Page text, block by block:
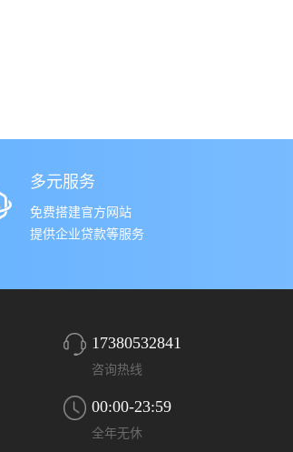
多元服务
免费搭建官方网站
提供企业贷款等服务
17380532841
咨询热线
00:00-23:59
全年无休